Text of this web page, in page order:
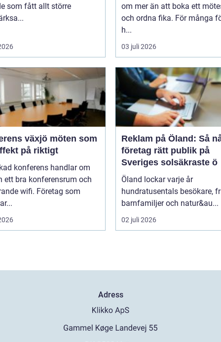
som fått allt större
om mer än att boka ett
och ordna fika. För många
h...
03 juli 2026
växjö möten som
på riktigt
konferens handlar om
ett bra konferensrum och
wifi. Företag som
Reklam på Öland: Så
företag rätt publik på
Sveriges solsäkraste ö
Öland lockar varje år
hundratusentals besökare,
barnfamiljer och natur&au...
02 juli 2026
Adress